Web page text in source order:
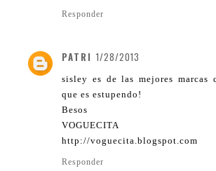
Responder
PATRI 1/28/2013
sisley es de las mejores marcas
que es estupendo!
Besos
VOGUECITA
http://voguecita.blogspot.com
Responder